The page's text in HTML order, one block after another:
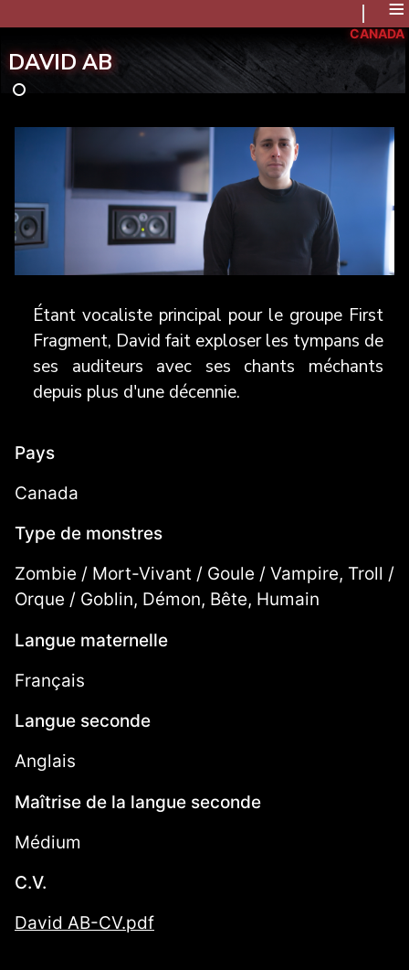
≡
DAVID AB
CANADA
Étant vocaliste principal pour le groupe First
Fragment, David fait exploser les tympans de
ses auditeurs avec ses chants méchants
depuis plus d'une décennie.
Pays
Canada
Type de monstres
Zombie / Mort-Vivant / Goule / Vampire, Troll /
Orque / Goblin, Démon, Bête, Humain
Langue maternelle
Français
Langue seconde
Anglais
Maîtrise de la langue seconde
Médium
C.V.
David AB-CV.pdf